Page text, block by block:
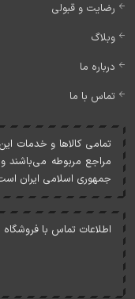
رضایت و قبولی
وبلاگ
درباره ما
تماس با ما
تمامی کالاها و خدمات
مراجع مربوطه می‌باشند
جمهوری اسلامی ايران
اطلاعات تماس با فروشگاه